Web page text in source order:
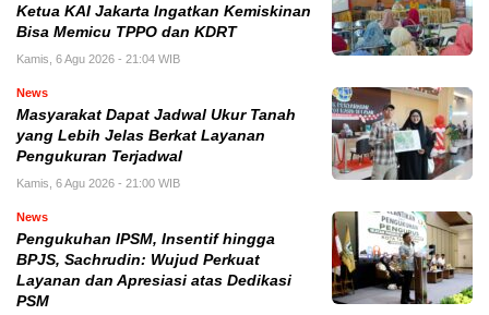
Ketua KAI Jakarta Ingatkan Kemiskinan
Bisa Memicu TPPO dan KDRT
Kamis, 6 Agu 2026 - 21:04 WIB
News
Masyarakat Dapat Jadwal Ukur Tanah
yang Lebih Jelas Berkat Layanan
Pengukuran Terjadwal
Kamis, 6 Agu 2026 - 21:00 WIB
News
Pengukuhan IPSM, Insentif hingga
BPJS, Sachrudin: Wujud Perkuat
Layanan dan Apresiasi atas Dedikasi
PSM